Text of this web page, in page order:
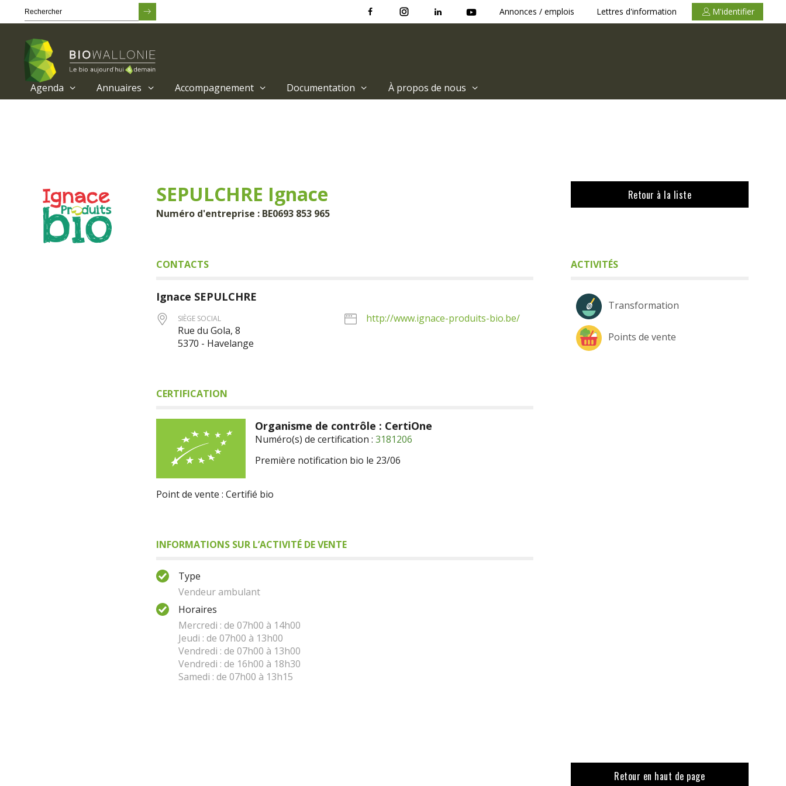
Annonces / emplois Lettres d'information M'identifier
Agenda Annuaires Accompagnement Documentation À propos de nous
SEPULCHRE Ignace
Numéro d'entreprise : BE0693 853 965
CONTACTS
Ignace SEPULCHRE
SIÈGE SOCIAL
Rue du Gola, 8
5370 - Havelange
http://www.ignace-produits-bio.be/
CERTIFICATION
Organisme de contrôle : CertiOne
Numéro(s) de certification : 3181206
Première notification bio le 23/06
Point de vente : Certifié bio
INFORMATIONS SUR L’ACTIVITÉ DE VENTE
Type
Vendeur ambulant
Horaires
Mercredi : de 07h00 à 14h00
Jeudi : de 07h00 à 13h00
Vendredi : de 07h00 à 13h00
Vendredi : de 16h00 à 18h30
Samedi : de 07h00 à 13h15
Retour à la liste
ACTIVITÉS
Transformation
Points de vente
Retour en haut de page